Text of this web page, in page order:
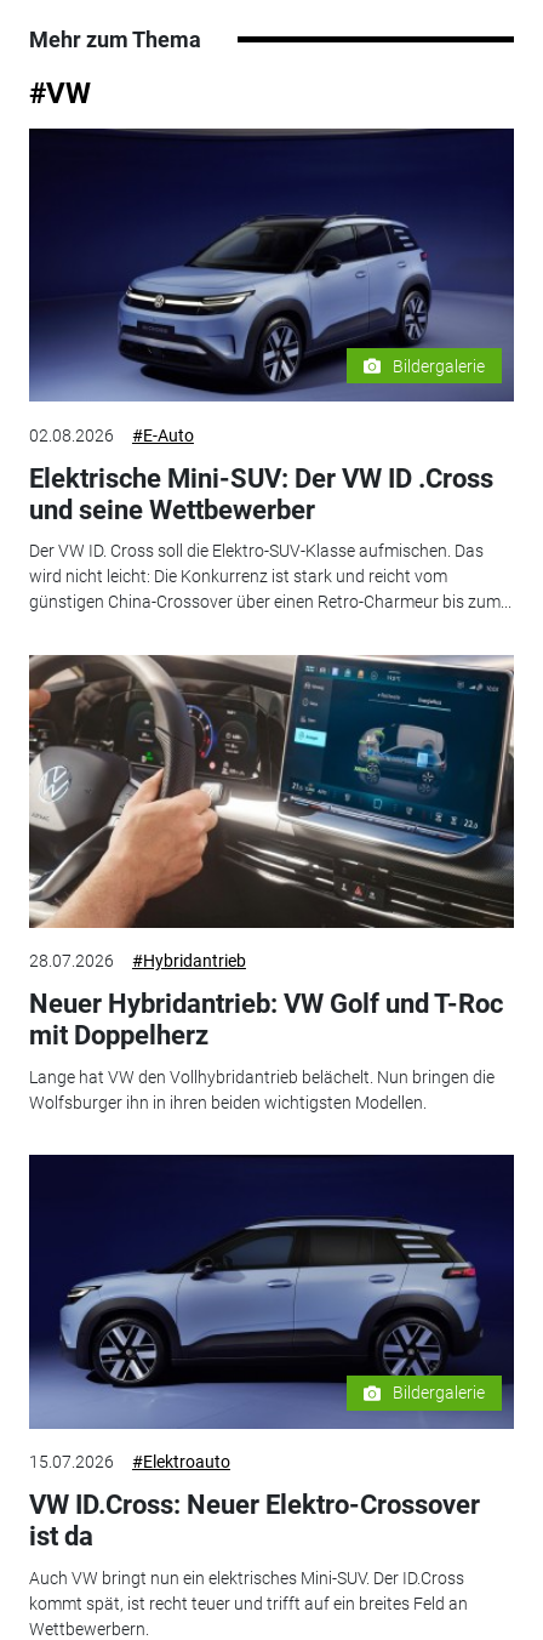
Mehr zum Thema
#VW
Bildergalerie
02.08.2026 #E-Auto
Elektrische Mini-SUV: Der VW ID .Cross
und seine Wettbewerber
Der VW ID. Cross soll die Elektro-SUV-Klasse aufmischen. Das
wird nicht leicht: Die Konkurrenz ist stark und reicht vom
günstigen China-Crossover über einen Retro-Charmeur bis zum...
28.07.2026 #Hybridantrieb
Neuer Hybridantrieb: VW Golf und T-Roc
mit Doppelherz
Lange hat VW den Vollhybridantrieb belächelt. Nun bringen die
Wolfsburger ihn in ihren beiden wichtigsten Modellen.
Bildergalerie
15.07.2026 #Elektroauto
VW ID.Cross: Neuer Elektro-Crossover
ist da
Auch VW bringt nun ein elektrisches Mini-SUV. Der ID.Cross
kommt spät, ist recht teuer und trifft auf ein breites Feld an
Wettbewerbern.